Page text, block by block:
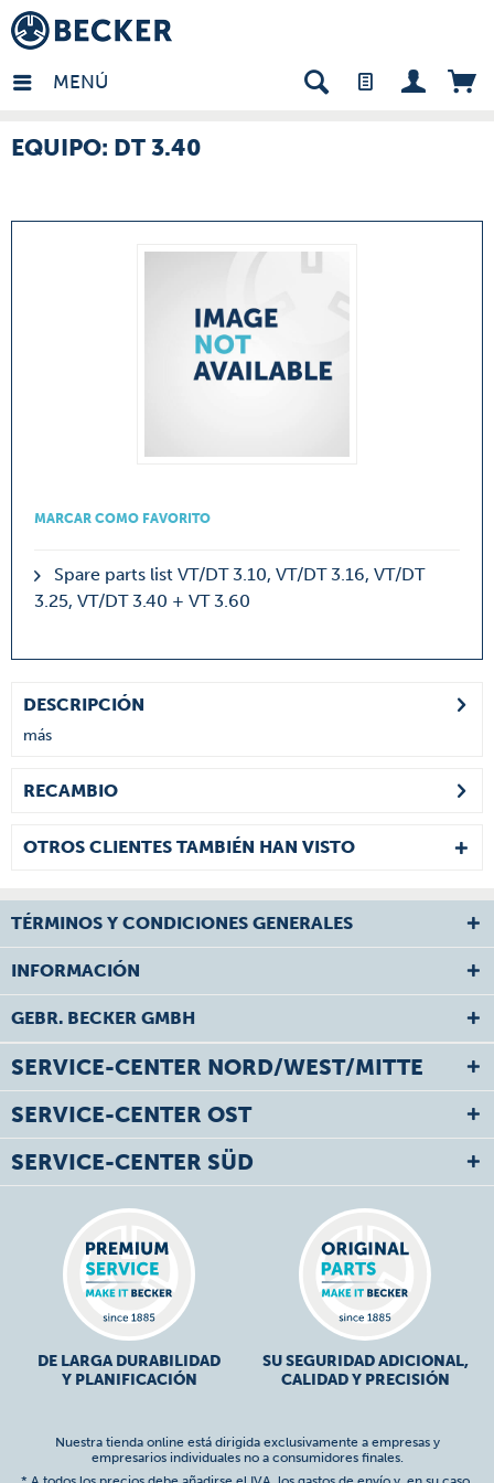
MENÚ
- ES
EQUIPO: DT 3.40
MARCAR COMO FAVORITO
Spare parts list VT/DT 3.10, VT/DT 3.16, VT/DT
3.25, VT/DT 3.40 + VT 3.60
DESCRIPCIÓN
más
RECAMBIO
OTROS CLIENTES TAMBIÉN HAN VISTO
TÉRMINOS Y CONDICIONES GENERALES
INFORMACIÓN
GEBR. BECKER GMBH
SERVICE-CENTER NORD/WEST/MITTE
SERVICE-CENTER OST
SERVICE-CENTER SÜD
DE LARGA DURABILIDAD
Y PLANIFICACIÓN
SU SEGURIDAD ADICIONAL,
CALIDAD Y PRECISIÓN
Nuestra tienda online está dirigida exclusivamente a empresas y
empresarios individuales no a consumidores finales.